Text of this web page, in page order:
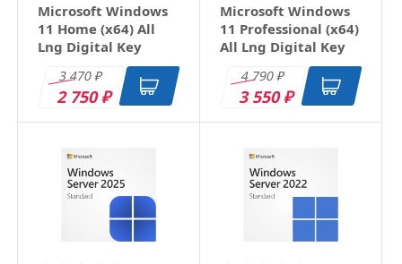
Оцените товар
Microsoft Windows
11 Home (x64) All
Lng Digital Key
3 470₽
2 750₽
Microsoft Windows
11 Professional (x64)
All Lng Digital Key
4 790₽
3 550₽